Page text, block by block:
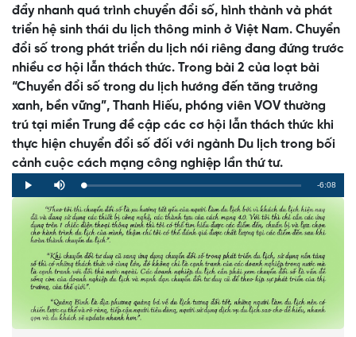
đẩy nhanh quá trình chuyển đổi số, hình thành và phát
triển hệ sinh thái du lịch thông minh ở Việt Nam. Chuyển
đổi số trong phát triển du lịch nói riêng đang đứng trước
nhiều cơ hội lẫn thách thức. Trong bài 2 của loạt bài
“Chuyển đổi số trong du lịch hướng đến tăng trưởng
xanh, bền vững”, Thanh Hiếu, phóng viên VOV thường
trú tại miền Trung đề cập các cơ hội lẫn thách thức khi
thực hiện chuyển đổi số đối với ngành Du lịch trong bối
cảnh cuộc cách mạng công nghiệp lần thứ tư.
Play Mute Loaded:
0%
Progress:
0%
Remaining
Time
-6:08